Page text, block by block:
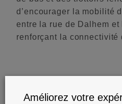
d’encourager la mobilité
entre la rue de Dalhem et
renforçant la connectivité
TYPE
Améliorez votre